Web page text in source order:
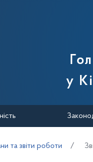
Державної
у
та звіти роботи